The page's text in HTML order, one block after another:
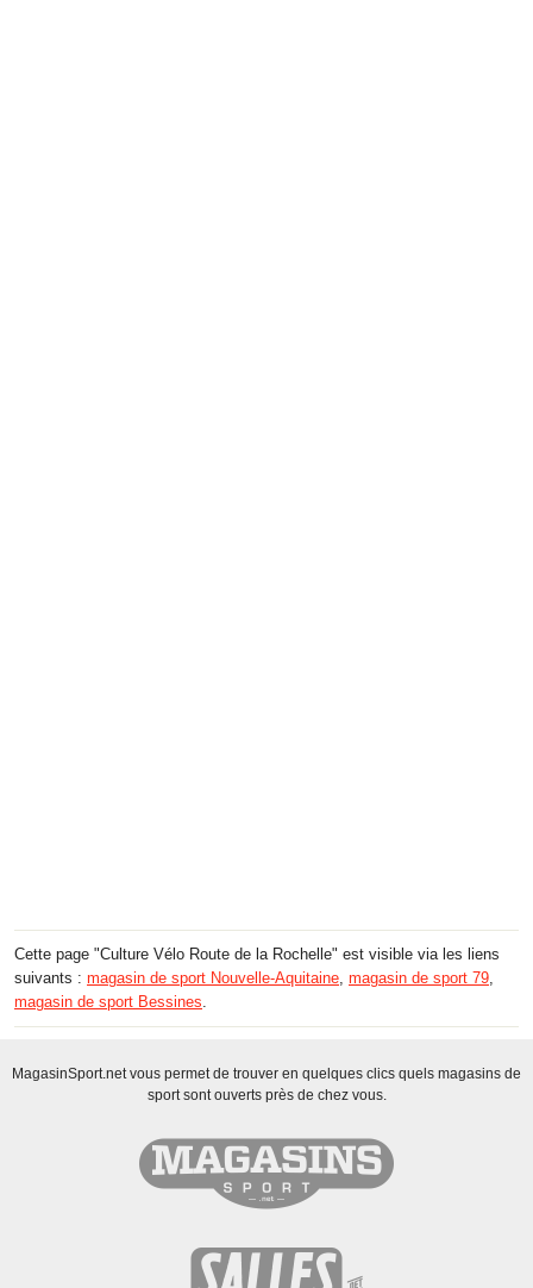
Cette page "Culture Vélo Route de la Rochelle" est visible via les liens
suivants : magasin de sport Nouvelle-Aquitaine, magasin de sport 79,
magasin de sport Bessines.
MagasinSport.net vous permet de trouver en quelques clics quels magasins de
sport sont ouverts près de chez vous.